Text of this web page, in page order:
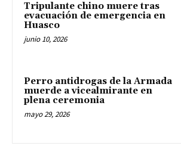
Tripulante chino muere tras
evacuación de emergencia en
Huasco
junio 10, 2026
Perro antidrogas de la Armada
muerde a vicealmirante en
plena ceremonia
mayo 29, 2026